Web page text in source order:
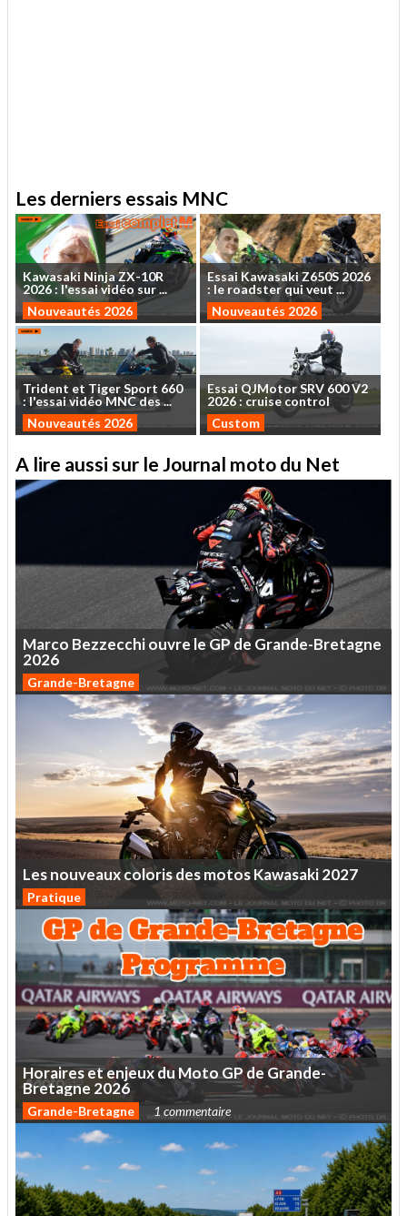
Les derniers essais MNC
Kawasaki NinjaZX-10R
2026: l'essaividéo sur...
Nouveautés 2026
Essai Kawasaki Z650S 2026
: le roadsterquiveut ...
Nouveautés 2026
Trident et TigerSport 660
: l'essaividéo MNCdes...
Nouveautés 2026
EssaiQJMotorSRV 600V2
2026 : cruise control
Custom
A lire aussi sur le Journal moto du Net
Marco Bezzecchiouvre leGPde Grande-Bretagne
2026
Grande-Bretagne
LesnouveauxcolorisdesmotosKawasaki2027
Pratique
HorairesetenjeuxduMotoGPdeGrande-
Bretagne 2026
Grande-Bretagne 1 commentaire